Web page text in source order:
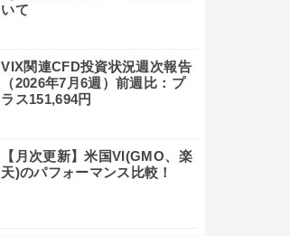
いて
VIX関連CFD投資状況週次報告
（2026年7月6週）前週比：プ
ラス151,694円
【月次更新】米国VI(GMO、楽
天)のパフォーマンス比較！